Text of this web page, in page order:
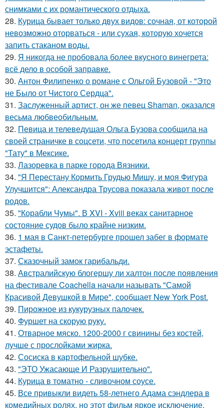
снимками с их романтического отдыха.
28. Курица бывает только двух видов: сочная, от которой
невозможно оторваться - или сухая, которую хочется
запить стаканом воды.
29. Я никогда не пробовала более вкусного винегрета:
всё дело в особой заправке.
30. Антон Филипенко о романе с Ольгой Бузовой - "Это
не Было от Чистого Сердца".
31. Заслуженный артист, он же певец Shaman, оказался
весьма любвеобильным.
32. Певица и телеведущая Ольга Бузова сообщила на
своей страничке в соцсети, что посетила концерт группы
"Тату" в Мексике.
33. Лазоревка в парке города Вязники.
34. "Я Перестану Кормить Грудью Мишу, и моя Фигура
Улучшится": Александра Трусова показала живот после
родов.
35. "Корабли Чумы". В XVI - Xviii веках санитарное
состояние судов было крайне низким.
36. 1 мая в Санкт-петербурге прошел забег в формате
эстафеты.
37. Сказочный замок гарибальди.
38. Австралийскую блогершу ли халтон после появления
на фестивале Coachella начали называть "Самой
Красивой Девушкой в Мире", сообщает New York Post.
39. Пирожное из кукурузных палочек.
40. Фуршет на скорую руку.
41. Отварное мяско. 1200-2000 г свинины без костей,
лучше с прослойками жирка.
42. Сосиска в картофельной шубке.
43. "ЭТО Ужасающе И Разрушительно".
44. Курица в томатно - сливочном соусе.
45. Все привыкли видеть 58-летнего Адама сэндлера в
комедийных ролях, но этот фильм яркое исключение.